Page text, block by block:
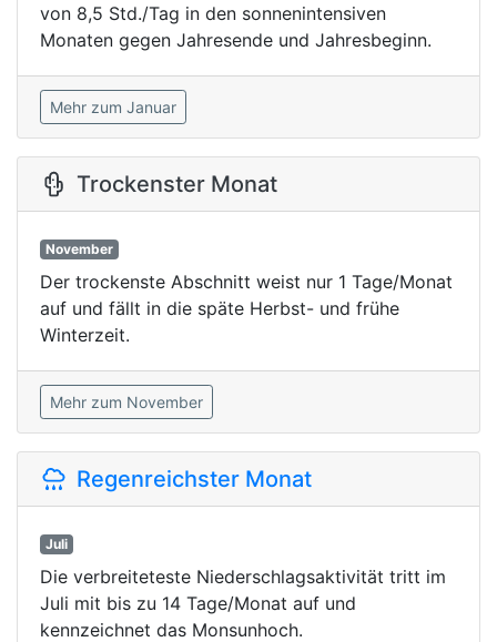
von 8,5 Std./Tag in den sonnenintensiven
Monaten gegen Jahresende und Jahresbeginn.
Mehr zum Januar
Trockenster Monat
November
Der trockenste Abschnitt weist nur 1 Tage/Monat
auf und fällt in die späte Herbst- und frühe
Winterzeit.
Mehr zum November
Regenreichster Monat
Juli
Die verbreiteteste Niederschlagsaktivität tritt im
Juli mit bis zu 14 Tage/Monat auf und
kennzeichnet das Monsunhoch.